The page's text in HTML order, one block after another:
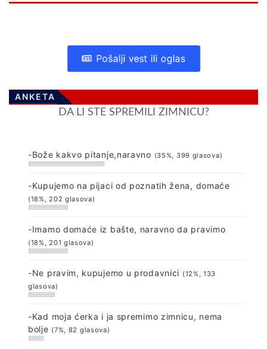
Pošalji vest ili oglas
ANKETA
DA LI STE SPREMILI ZIMNICU?
-Bože kakvo pitanje,naravno (35%, 399 glasova)
-Kupujemo na pijaci od poznatih žena, domaće
(18%, 202 glasova)
-Imamo domaće iz bašte, naravno da pravimo
(18%, 201 glasova)
-Ne pravim, kupujemo u prodavnici (12%, 133
glasova)
-Kad moja ćerka i ja spremimo zimnicu, nema
bolje (7%, 82 glasova)